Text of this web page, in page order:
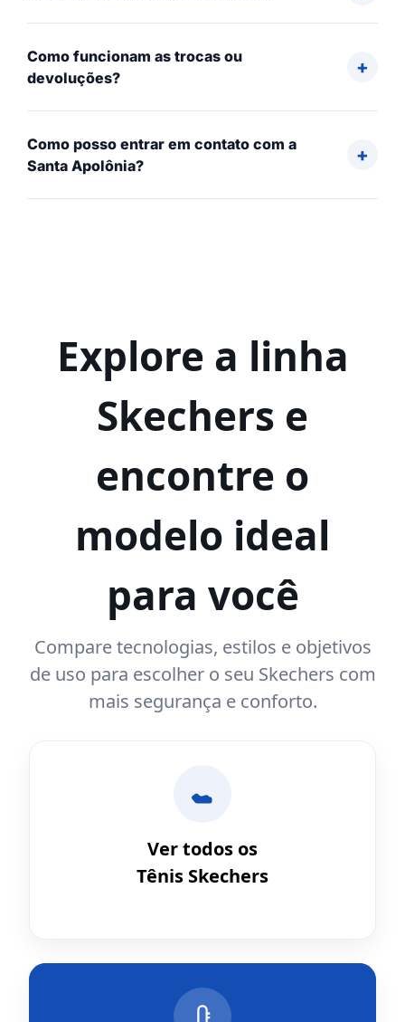
Como funcionam as trocas ou
devoluções?
Como posso entrar em contato com a
Santa Apolônia?
Explore a linha
Skechers e
encontre o
modelo ideal
para você
Compare tecnologias, estilos e objetivos
de uso para escolher o seu Skechers com
mais segurança e conforto.
Ver todos os
Tênis Skechers